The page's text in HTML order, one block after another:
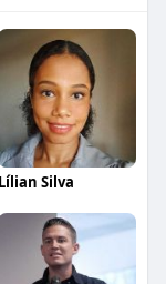
Lílian Silva